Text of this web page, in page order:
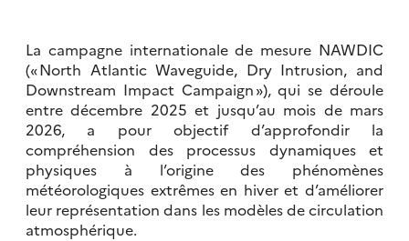
La campagne internationale de mesure NAWDIC
(« North Atlantic Waveguide, Dry Intrusion, and
Downstream Impact Campaign »), qui se déroule
entre décembre 2025 et jusqu’au mois de mars
2026, a pour objectif d’approfondir la
compréhension des processus dynamiques et
physiques à l’origine des phénomènes
météorologiques extrêmes en hiver et d’améliorer
leur représentation dans les modèles de circulation
atmosphérique.